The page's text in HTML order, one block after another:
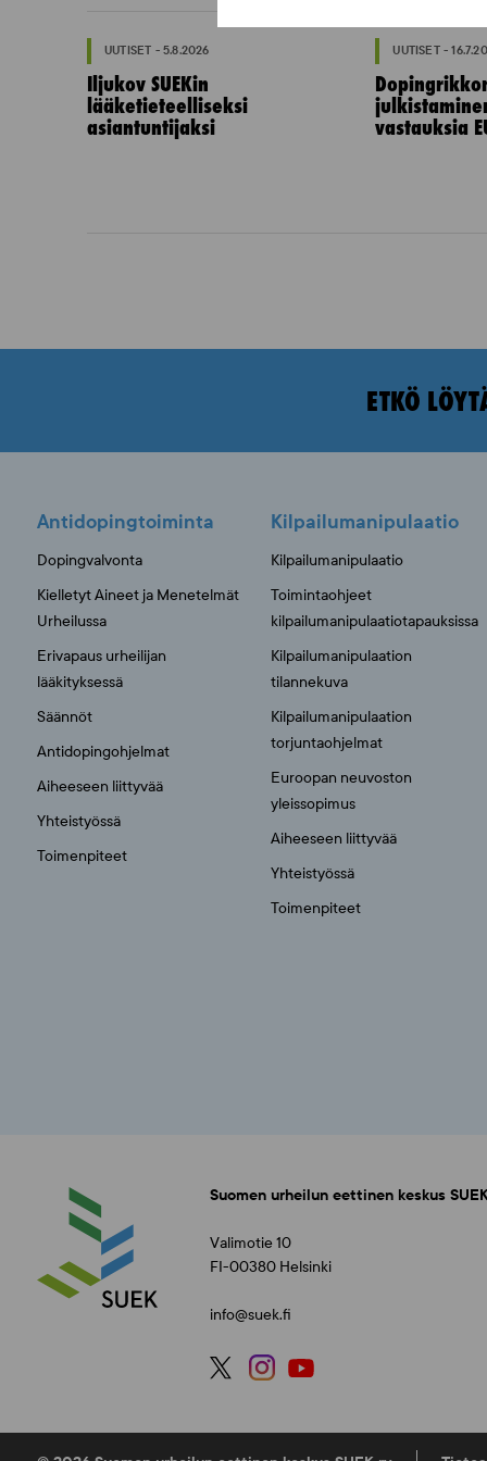
UUTISET - 5.8.2026
Iljukov SUEKin
lääketieteelliseksi
asiantuntijaksi
UUTISET -
vastauksia
ETKÖ
Antidopingtoiminta
Dopingvalvonta
Kielletyt Aineet ja Menetelmät
Urheilussa
Erivapaus urheilijan
lääkityksessä
Säännöt
Antidopingohjelmat
Aiheeseen liittyvää
Yhteistyössä
Toimenpiteet
Kilpailumanipulaatio
Kilpailumanipulaatio
Toimintaohjeet
kilpailumanipulaatiotapauksissa
Kilpailumanipulaation
tilannekuva
Kilpailumanipulaation
torjuntaohjelmat
Euroopan neuvoston
yleissopimus
Aiheeseen liittyvää
Yhteistyössä
Toimenpiteet
Suomen urheilun eettinen keskus
Valimotie 10
FI-00380 Helsinki
info@suek.fi